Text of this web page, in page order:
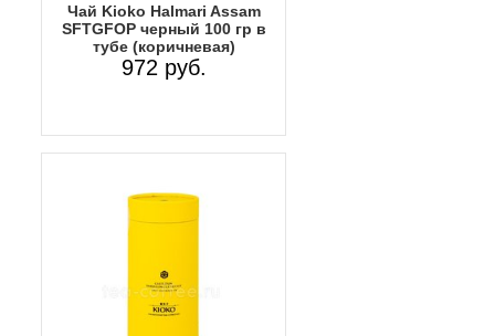
Чай Kioko Halmari Assam
SFTGFOP черный 100 гр в
тубе (коричневая)
972 руб.